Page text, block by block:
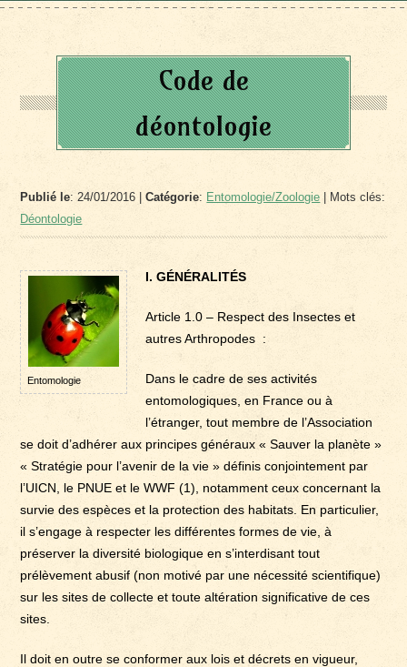
Code de
déontologie
Publié le: 24/01/2016 |Catégorie: Entomologie/Zoologie | Mots clés:
Déontologie
Entomologie
I. GÉNÉRALITÉS
Article 1.0 – Respect des Insectes et
autres Arthropodes :
Dans le cadre de ses activités
entomologiques, en France ou à
l’étranger, tout membre de l’Association
se doit d’adhérer aux principes généraux « Sauver la planète »
« Stratégie pour l’avenir de la vie » définis conjointement par
l’UICN, le PNUE et le WWF (1), notamment ceux concernant la
survie des espèces et la protection des habitats. En particulier,
il s’engage à respecter les différentes formes de vie, à
préserver la diversité biologique en s’interdisant tout
prélèvement abusif (non motivé par une nécessité scientifique)
sur les sites de collecte et toute altération significative de ces
sites.
Il doit en outre se conformer aux lois et décrets en vigueur,